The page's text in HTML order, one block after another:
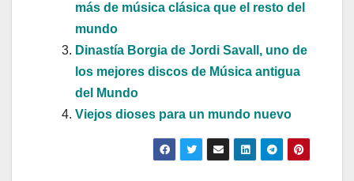
más de música clásica que el resto del
mundo
Dinastía Borgia de Jordi Savall, uno de
los mejores discos de Música antigua
del Mundo
Viejos dioses para un mundo nuevo